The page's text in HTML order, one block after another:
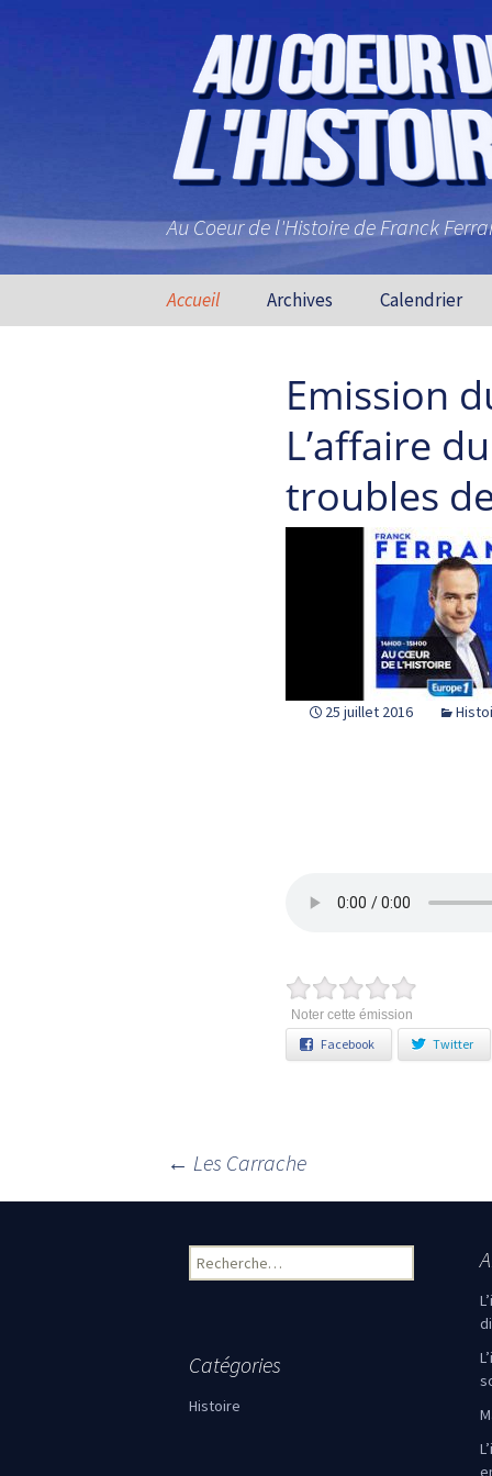
Au Coeur de l'Histoire de Franck
Aller au contenu principal
Accueil Archives Calendrier
Emission
L’affaire
troubles
25 juillet 2016
Noter cette émission
Facebook Twitter
Navigation des articles
← Les Carrache
Rechercher :
Catégories
Histoire